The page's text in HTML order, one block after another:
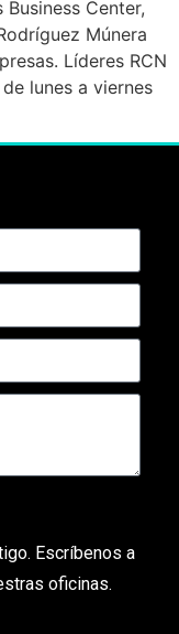
Center,
Múnera
Líderes RCN
lunes a viernes
Escríbenos a
oficinas.